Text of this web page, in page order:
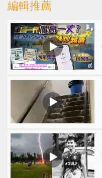
編輯推薦